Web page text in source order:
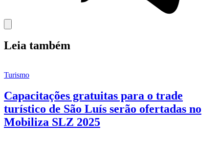
Leia também
Turismo
Capacitações gratuitas para o trade
turístico de São Luís serão ofertadas no
Mobiliza SLZ 2025